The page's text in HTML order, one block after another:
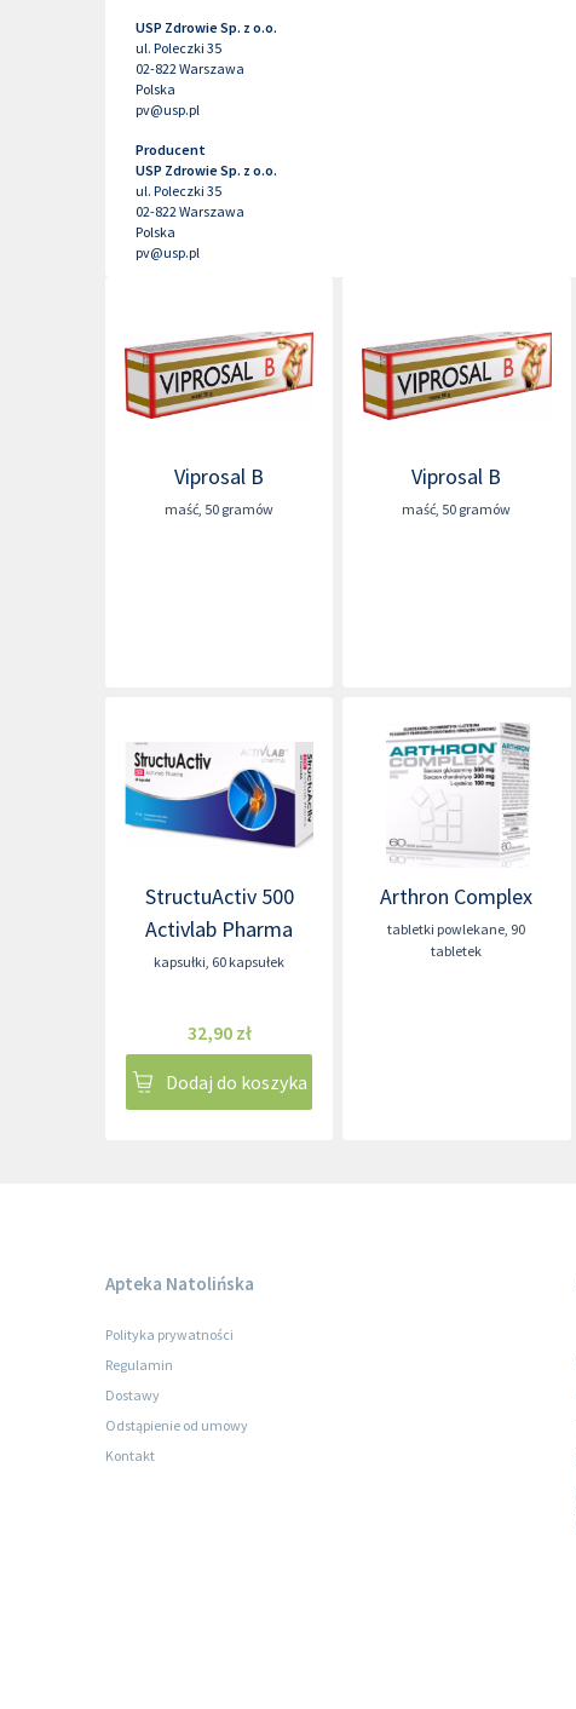
USP Zdrowie Sp. z o.o.
ul. Poleczki 35
02-822Warszawa
Polska
pv@usp.pl
Producent
USP Zdrowie Sp. z o.o.
ul. Poleczki 35
02-822Warszawa
Polska
pv@usp.pl
Viprosal B
maść, 50 gramów
Viprosal B
maść, 50 gramów
StructuActiv 500
Activlab Pharma
kapsułki, 60 kapsułek
32,90 zł
Dodaj do koszyka
Arthron Complex
tabletki powlekane, 90
tabletek
Apteka Natolińska
Polityka prywatności
Regulamin
Dostawy
Odstąpienie od umowy
Kontakt